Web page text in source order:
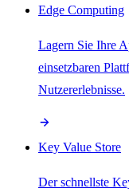
Edge Computing
Lagern Sie Ihre
einsetzbaren
Nutzererlebnisse.
Key Value Store
Der schnellste